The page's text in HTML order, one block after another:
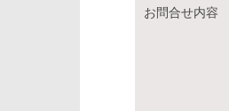
お問合せ内容